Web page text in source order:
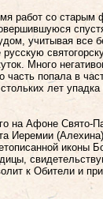
работ со старым
учитывая все
Много
часть попала в
лет
на Афоне Свято-
Иеремии
иконы
к Обители и